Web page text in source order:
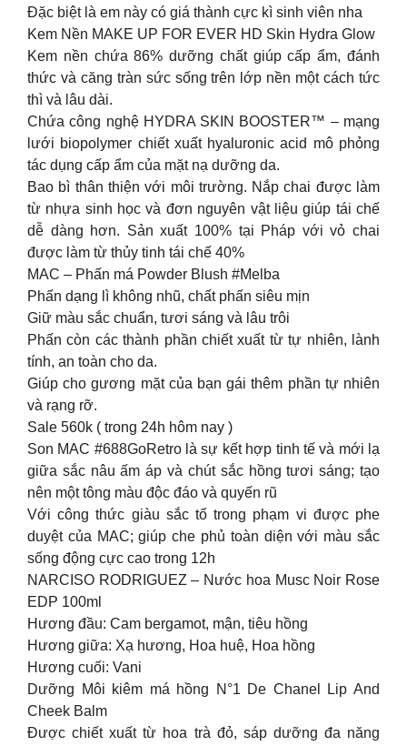
Đặc biệt là em này có giá thành cực kì sinh viên nha
Kem Nền MAKE UP FOR EVER HD Skin Hydra Glow
Kem nền chứa 86% dưỡng chất giúp cấp ẩm, đánh
thức và căng tràn sức sống trên lớp nền một cách tức
thì và lâu dài.
Chứa công nghệ HYDRA SKIN BOOSTER™ – mạng
lưới biopolymer chiết xuất hyaluronic acid mô phỏng
tác dụng cấp ẩm của mặt nạ dưỡng da.
Bao bì thân thiện với môi trường. Nắp chai được làm
từ nhựa sinh học và đơn nguyên vật liệu giúp tái chế
dễ dàng hơn. Sản xuất 100% tại Pháp với vỏ chai
được làm từ thủy tinh tái chế 40%
MAC – Phấn má Powder Blush #Melba
Phấn dạng lì không nhũ, chất phấn siêu mịn
Giữ màu sắc chuẩn, tươi sáng và lâu trôi
Phấn còn các thành phần chiết xuất từ tự nhiên, lành
tính, an toàn cho da.
Giúp cho gương mặt của bạn gái thêm phần tự nhiên
và rạng rỡ.
Sale 560k ( trong 24h hôm nay )
Son MAC #688GoRetro là sự kết hợp tinh tế và mới lạ
giữa sắc nâu ấm áp và chút sắc hồng tươi sáng; tạo
nên một tông màu độc đáo và quyến rũ
Với công thức giàu sắc tố trong phạm vi được phe
duyệt của MAC; giúp che phủ toàn diện với màu sắc
sống động cực cao trong 12h
NARCISO RODRIGUEZ – Nước hoa Musc Noir Rose
EDP 100ml
Hương đầu: Cam bergamot, mận, tiêu hồng
Hương giữa: Xạ hương, Hoa huệ, Hoa hồng
Hương cuối: Vani
Dưỡng Môi kiêm má hồng N°1 De Chanel Lip And
Cheek Balm
Được chiết xuất từ hoa trà đỏ, sáp dưỡng đa năng